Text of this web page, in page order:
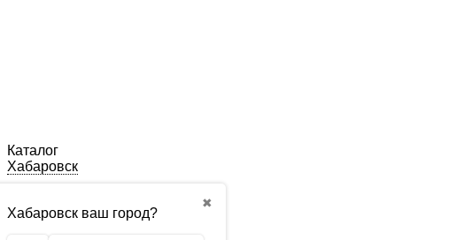
Каталог
Хабаровск
✖
Хабаровск ваш город?